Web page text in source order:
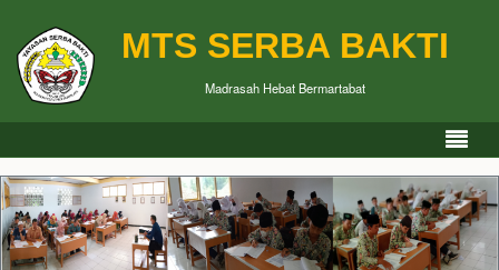
MTS SERBA BAKTI
Madrasah Hebat Bermartabat